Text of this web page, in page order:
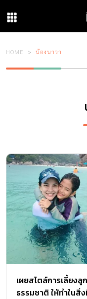
HOME น้องนาวา
เผยสไตล์การเลี้ยง
ธรรมชาติ ให้ทำในสิ่